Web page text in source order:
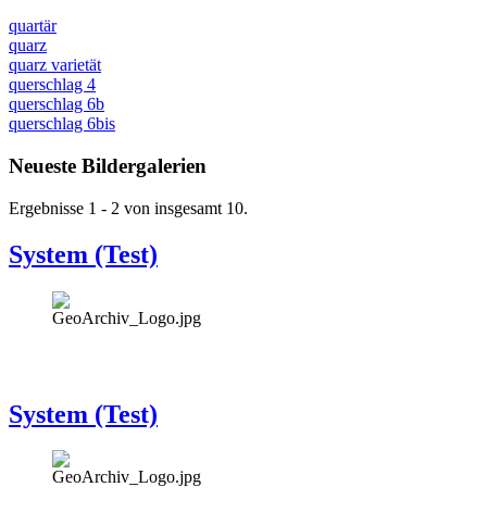
quartär
quarz
quarz varietät
querschlag 4
querschlag 6b
querschlag 6bis
Neueste Bildergalerien
Ergebnisse 1 - 2 von insgesamt 10.
System (Test)
System (Test)